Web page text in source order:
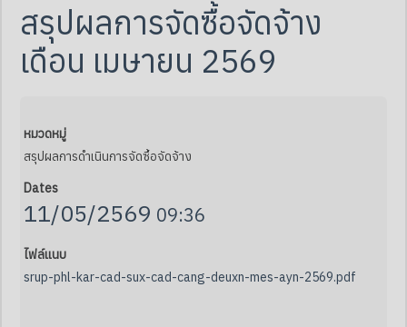
สรุปผลการจัดซื้อจัดจ้าง
เดือน เมษายน 2569
หมวดหมู่
สรุปผลการดำเนินการจัดซื้อจัดจ้าง
Dates
11/05/2569 09:36
ไฟล์แนบ
srup-phl-kar-cad-sux-cad-cang-deuxn-mes-ayn-2569.pdf